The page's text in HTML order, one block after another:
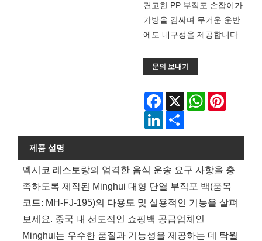
견고한 PP 부직포 손잡이가
가방을 감싸며 무거운 운반
에도 내구성을 제공합니다.
문의 보내기
Facebook
X WhatsApp
LinkedIn
제품 설명
멕시코 레스토랑의 엄격한 음식 운송 요구 사항을 충
족하도록 제작된 Minghui 대형 단열 부직포 백(품목
코드: MH-FJ-195)의 다용도 및 실용적인 기능을 살펴
보세요. 중국 내 선도적인 쇼핑백 공급업체인
Minghui는 우수한 품질과 기능성을 제공하는 데 탁월